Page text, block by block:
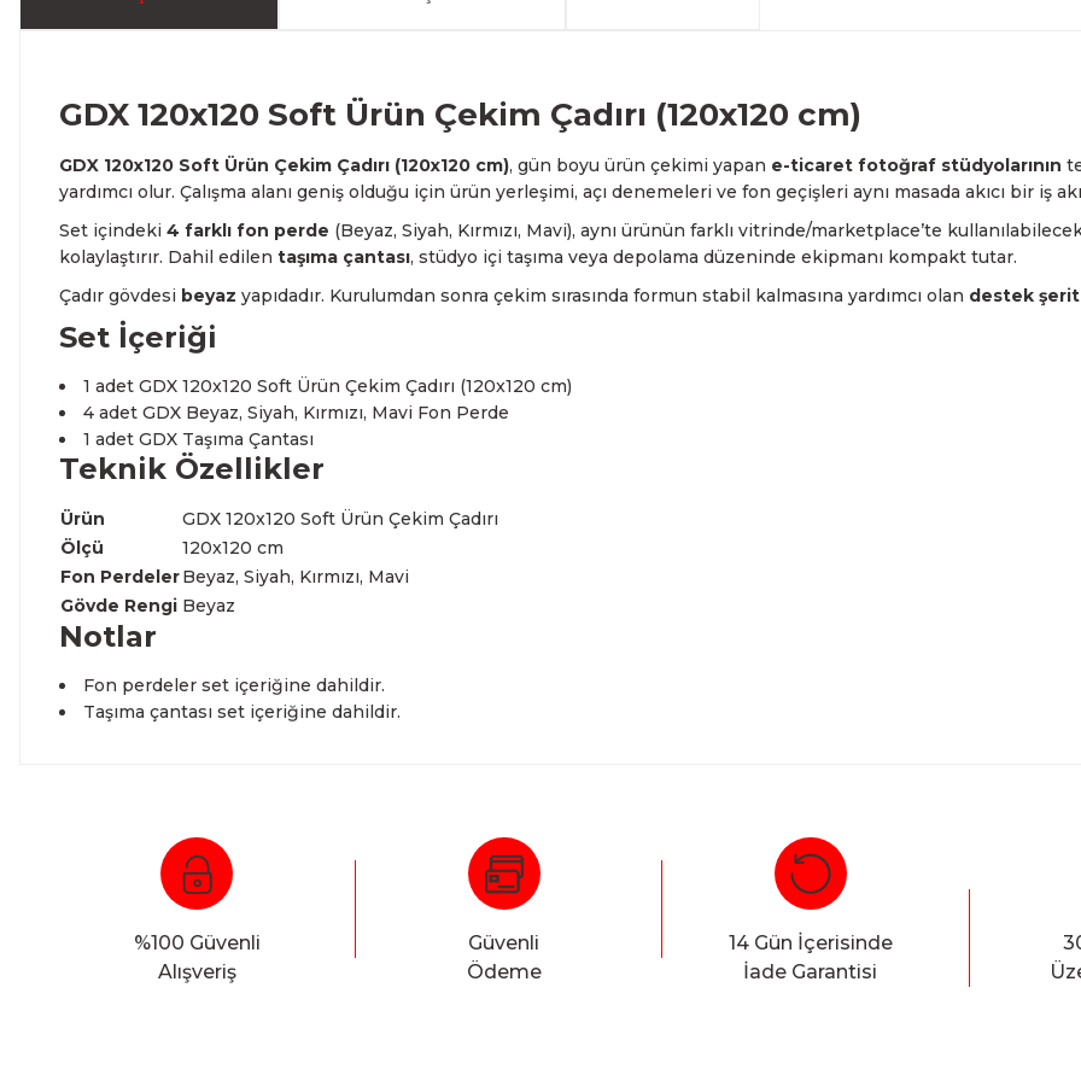
GDX 120x120 Soft Ürün Çekim Çadırı (120x120 cm)
GDX 120x120 Soft Ürün Çekim Çadırı (120x120 cm), gün boyu ürün çekimi yapan e-ticaret fotoğraf stüdyolarının
yardımcı olur. Çalışma alanı geniş olduğu için ürün yerleşimi, açı denemeleri ve fon geçişleri aynı masada akıcı bir iş
Set içindeki 4 farklı fon perde (Beyaz, Siyah, Kırmızı, Mavi), aynı ürünün farklı vitrinde/marketplace’te
kolaylaştırır. Dahil edilen taşıma çantası, stüdyo içi taşıma veya depolama düzeninde ekipmanı kompakt tutar.
Çadır gövdesi beyaz yapıdadır. Kurulumdan sonra çekim sırasında formun stabil kalmasına yardımcı olan destek
Set İçeriği
1 adet GDX 120x120 Soft Ürün Çekim Çadırı (120x120 cm)
4 adet GDX Beyaz, Siyah, Kırmızı, Mavi Fon Perde
1 adet GDX Taşıma Çantası
Teknik Özellikler
Ürün
GDX 120x120 Soft Ürün Çekim Çadırı
Ölçü
120x120 cm
Fon PerdelerBeyaz, Siyah, Kırmızı, Mavi
Gövde Rengi Beyaz
Notlar
Fon perdeler set içeriğine dahildir.
Taşıma çantası set içeriğine dahildir.
Bu ürüne ilk yorumu siz yapın!
Yorum Yaz
%100 Güvenli
Alışveriş
Güvenli
Ödeme
14 Gün İçerisinde
İade Garantisi